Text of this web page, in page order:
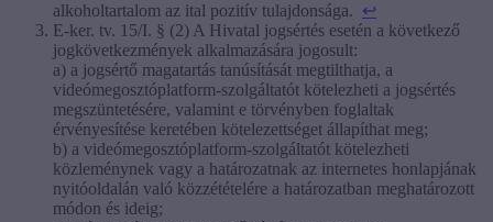
alkoholtartalom az ital pozitív tulajdonsága. ↩
E-ker. tv. 15/I. § (2) A Hivatal jogsértés esetén a következő
jogkövetkezmények alkalmazására jogosult:
a) a jogsértő magatartás tanúsítását megtilthatja, a
videómegosztóplatform-szolgáltatót kötelezheti a jogsértés
megszüntetésére, valamint e törvényben foglaltak
érvényesítése keretében kötelezettséget állapíthat meg;
b) a videómegosztóplatform-szolgáltatót kötelezheti
közleménynek vagy a határozatnak az internetes honlapjának
nyitóoldalán való közzétételére a határozatban meghatározott
módon és ideig;